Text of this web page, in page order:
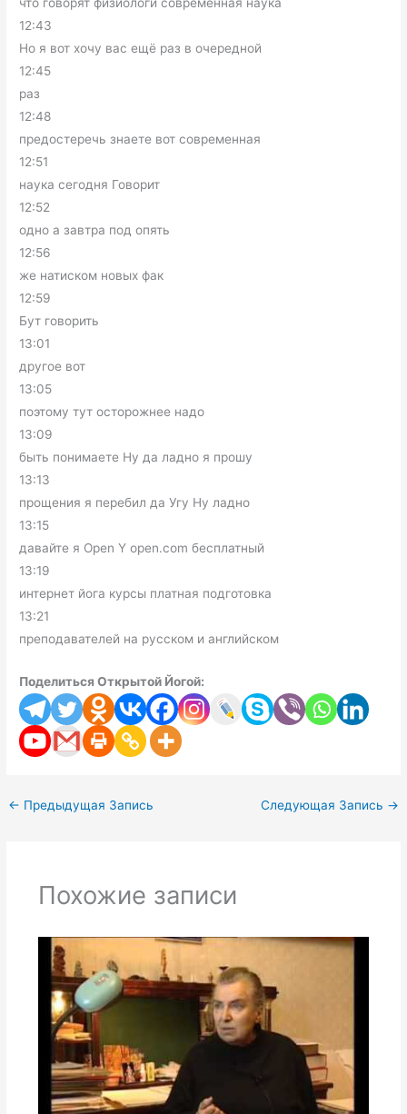
12:43
Но я вот хочу вас ещё раз в очередной
12:45
раз
12:48
предостеречь знаете вот современная
12:51
наука сегодня Говорит
12:52
одно а завтра под опять
12:56
же натиском новых фак
12:59
Бут говорить
13:01
другое вот
13:05
поэтому тут осторожнее надо
13:09
быть понимаете Ну да ладно я прошу
13:13
прощения я перебил да Угу Ну ладно
13:15
давайте я Open Y open.com бесплатный
13:19
интернет йога курсы платная подготовка
13:21
преподавателей на русском и английском
Поделиться Открытой Йогой:
← Предыдущая Запись Следующая Запись →
Похожие записи